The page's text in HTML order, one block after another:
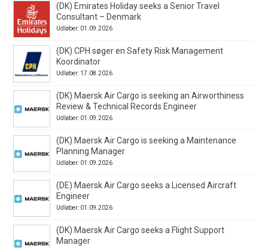
(DK) Emirates Holiday seeks a Senior Travel
Consultant – Denmark
Udløber: 01.09.2026
(DK) CPH søger en Safety Risk Management
Koordinator
Udløber: 17.08.2026
(DK) Maersk Air Cargo is seeking an Airworthiness
Review & Technical Records Engineer
Udløber: 01.09.2026
(DK) Maersk Air Cargo is seeking a Maintenance
Planning Manager
Udløber: 01.09.2026
(DE) Maersk Air Cargo seeks a Licensed Aircraft
Engineer
Udløber: 01.09.2026
(DK) Maersk Air Cargo seeks a Flight Support
Manager